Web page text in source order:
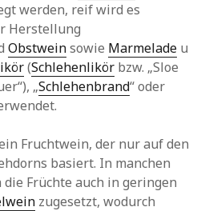
werden, reif wird es
Herstellung
Obstweinsowie Marmelade u
(Schlehenlikör bzw. „Sloe
„Schlehenbrand“ oder
Fruchtwein, der nur auf den
basiert. In manchen
die Früchte auch in geringen
zugesetzt, wodurch